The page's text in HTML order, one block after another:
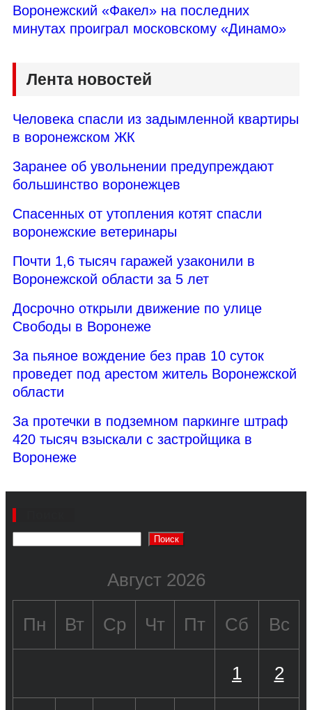
Воронежский «Факел» на последних
минутах проиграл московскому «Динамо»
Лента новостей
Человека спасли из задымленной квартиры
в воронежском ЖК
Заранее об увольнении предупреждают
большинство воронежцев
Спасенных от утопления котят спасли
воронежские ветеринары
Почти 1,6 тысяч гаражей узаконили в
Воронежской области за 5 лет
Досрочно открыли движение по улице
Свободы в Воронеже
За пьяное вождение без прав 10 суток
проведет под арестом житель Воронежской
области
За протечки в подземном паркинге штраф
420 тысяч взыскали с застройщика в
Воронеже
Поиск
Август 2026
Пн Вт Ср Чт Пт Сб Вс
1 2